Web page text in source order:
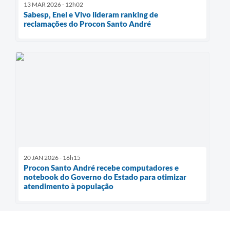
13 MAR 2026 - 12h02
Sabesp, Enel e Vivo lideram ranking de
reclamações do Procon Santo André
20 JAN 2026 - 16h15
Procon Santo André recebe computadores e
notebook do Governo do Estado para otimizar
atendimento à população